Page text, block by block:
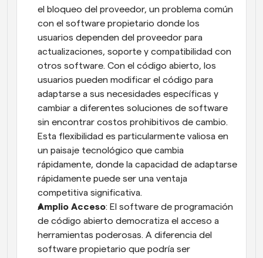
el bloqueo del proveedor, un problema común
con el software propietario donde los
usuarios dependen del proveedor para
actualizaciones, soporte y compatibilidad con
otros software. Con el código abierto, los
usuarios pueden modificar el código para
adaptarse a sus necesidades específicas y
cambiar a diferentes soluciones de software
sin encontrar costos prohibitivos de cambio.
Esta flexibilidad es particularmente valiosa en
un paisaje tecnológico que cambia
rápidamente, donde la capacidad de adaptarse
rápidamente puede ser una ventaja
competitiva significativa.
Amplio Acceso: El software de programación
de código abierto democratiza el acceso a
herramientas poderosas. A diferencia del
software propietario que podría ser